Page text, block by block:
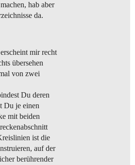
hab aber
da.
mir recht
übersehen
von zwei
Du deren
Du je einen
mit beiden
ist die
auf der
berührender